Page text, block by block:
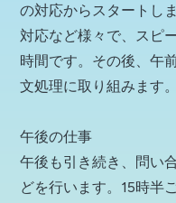
の対応からスタートし
対応など様々で、スピ
時間です。その後、午
文処理に取り組みます。
午後の仕事
午後も引き続き、問い
どを行います。15時半